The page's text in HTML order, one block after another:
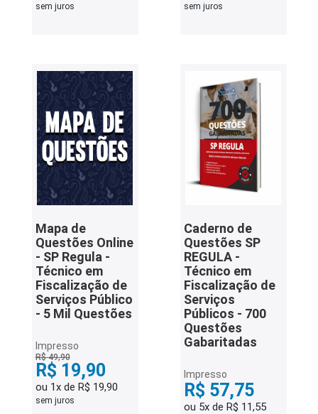
sem juros sem juros
Mapa de
Questões Online
- SP Regula -
Técnico em
Fiscalização de
Serviços Público
- 5 Mil Questões
Impresso
R$ 49,90
R$ 19,90
ou 1x de R$ 19,90
sem juros
Caderno de
Questões SP
REGULA -
Técnico em
Fiscalização de
Serviços
Públicos - 700
Questões
Gabaritadas
Impresso
R$ 57,75
ou 5x de R$ 11,55